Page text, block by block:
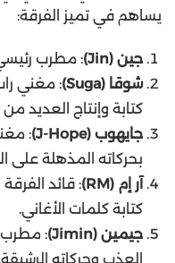
يساهم في تميز الفرقة:
جين (Jin)
: مطرب
شوقا (Suga)
: مغني
كتابة وإنتاج العديد من
جايهوب (J-Hope)
:
بحركاته المذهلة على
آر إم (RM)
: قائد
كتابة كلمات الأغاني.
جيمين (Jimin)
: مطرب
العذب وحركاته الرشيقة.